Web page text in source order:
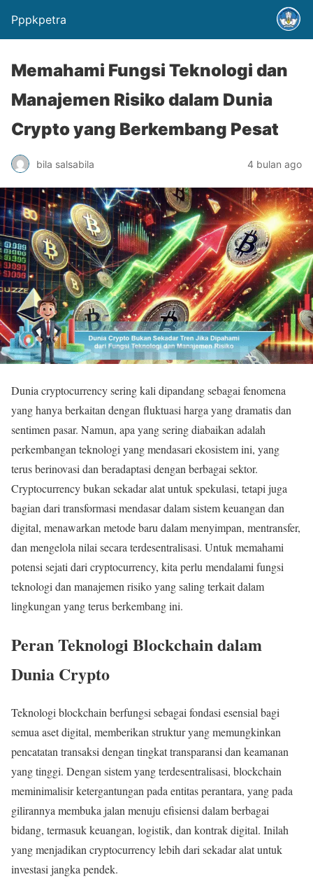
Pppkpetra
Memahami Fungsi Teknologi dan
Manajemen Risiko dalam Dunia
Crypto yang Berkembang Pesat
bila salsabila 4 bulan ago
Dunia cryptocurrency sering kali dipandang sebagai fenomena
yang hanya berkaitan dengan fluktuasi harga yang dramatis dan
sentimen pasar. Namun, apa yang sering diabaikan adalah
perkembangan teknologi yang mendasari ekosistem ini, yang
terus berinovasi dan beradaptasi dengan berbagai sektor.
Cryptocurrency bukan sekadar alat untuk spekulasi, tetapi juga
bagian dari transformasi mendasar dalam sistem keuangan dan
digital, menawarkan metode baru dalam menyimpan, mentransfer,
dan mengelola nilai secara terdesentralisasi. Untuk memahami
potensi sejati dari cryptocurrency, kita perlu mendalami fungsi
teknologi dan manajemen risiko yang saling terkait dalam
lingkungan yang terus berkembang ini.
Peran Teknologi Blockchain dalam
Dunia Crypto
Teknologi blockchain berfungsi sebagai fondasi esensial bagi
semua aset digital, memberikan struktur yang memungkinkan
pencatatan transaksi dengan tingkat transparansi dan keamanan
yang tinggi. Dengan sistem yang terdesentralisasi, blockchain
meminimalisir ketergantungan pada entitas perantara, yang pada
gilirannya membuka jalan menuju efisiensi dalam berbagai
bidang, termasuk keuangan, logistik, dan kontrak digital. Inilah
yang menjadikan cryptocurrency lebih dari sekadar alat untuk
investasi jangka pendek.